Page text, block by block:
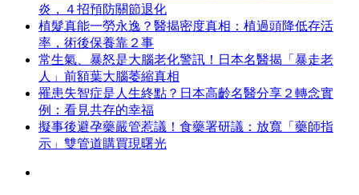
炎，４招預防關節退化
植髮真能一勞永逸？醫揭密度真相：植過頭降低存活
率，術後保養靠２事
常生氣、暴怒是大腦老化警訊！日本名醫揭「暴走老
人」前額葉大腦萎縮真相
罹患失智症是人生終點？日本高齡名醫分享２轉念實
例：看見共存的幸福
擬事後避孕藥嚴管惹議！食藥署研議：放寬「藥師指
示」雙管道購買現曙光